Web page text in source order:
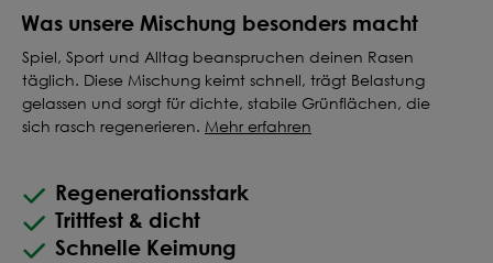
Was unsere Mischung besonders macht
Spiel, Sport und Alltag beanspruchen deinen Rasen
täglich. Diese Mischung keimt schnell, trägt Belastung
gelassen und sorgt für dichte, stabile Grünflächen, die
sich rasch regenerieren. Mehr erfahren
Regenerationsstark
Trittfest & dicht
Schnelle Keimung